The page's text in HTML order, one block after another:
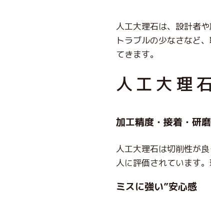
人工大理石は、設計者
トラブルの少なさなど
てきます。
人工大理
加工精度・接着・研
人工大理石は切削性が
人に評価されています
ミスに強い”安心感